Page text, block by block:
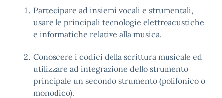
Partecipare ad insiemi vocali e strumentali,
usare le principali tecnologie elettroacustiche
e informatiche relative alla musica.
Conoscere i codici della scrittura musicale ed
utilizzare ad integrazione dello strumento
principale un secondo strumento (polifonico o
monodico).